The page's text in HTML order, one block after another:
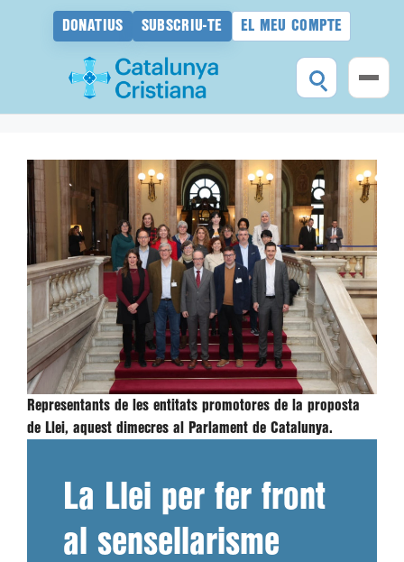
DONATIUS SUBSCRIU-TE EL MEU COMPTE
contingut
Representants de les entitats promotores de la proposta
de Llei, aquest dimecres al Parlament de Catalunya.
La Llei per fer front
al sensellarisme